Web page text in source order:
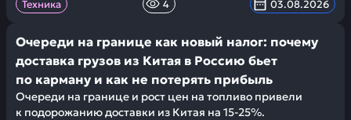
Техника 4 03.08.2026
Очереди на границе как новый налог: почему
доставка грузов из Китая в Россию бьет
по карману и как не потерять прибыль
Очереди на границе и рост цен на топливо привели
к подорожанию доставки из Китая на 15-25%.